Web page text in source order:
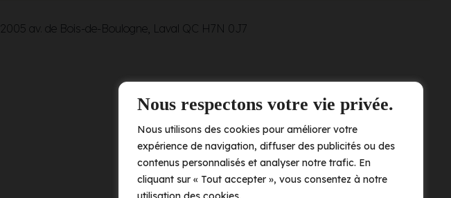
Nous respectons votre vie privée.
Nous utilisons des cookies pour améliorer votre
expérience de navigation, diffuser des publicités ou des
contenus personnalisés et analyser notre trafic. En
cliquant sur « Tout accepter », vous consentez à notre
2005 av. de Bois-de-Boulogne, Laval QC H7N 0J7